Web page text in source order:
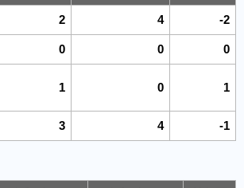
2 4 -2
0 0 0
1 0 1
3 4 -1